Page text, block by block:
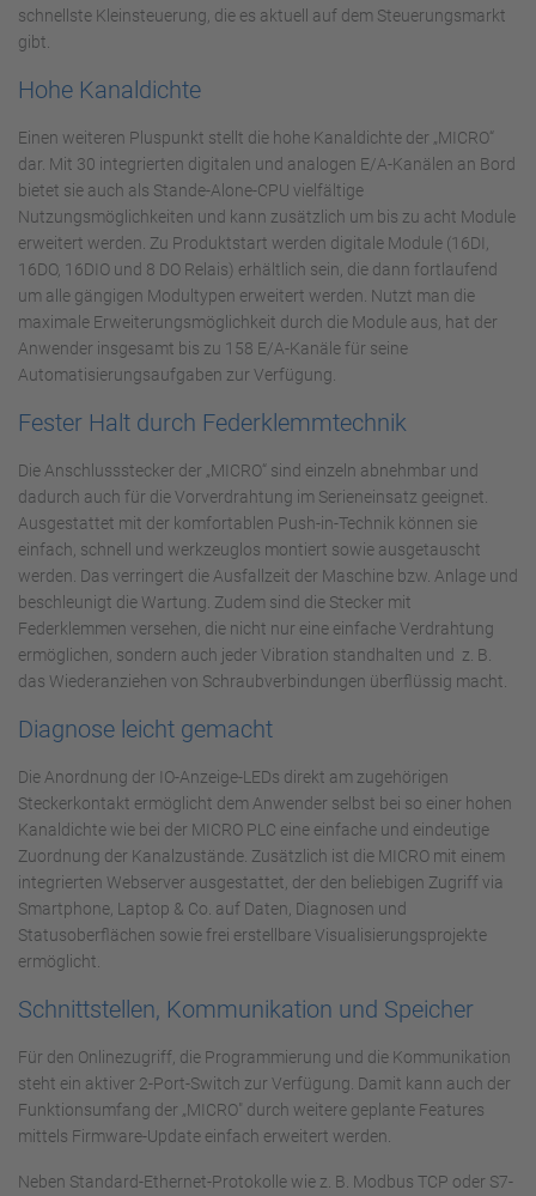
schnellste Kleinsteuerung, die es aktuell auf dem Steuerungsmarkt
gibt.
Hohe Kanaldichte
Einen weiteren Pluspunkt stellt die hohe Kanaldichte der „MICRO“
dar. Mit 30 integrierten digitalen und analogen E/A-Kanälen an Bord
bietet sie auch als Stande-Alone-CPU vielfältige
Nutzungsmöglichkeiten und kann zusätzlich um bis zu acht Module
erweitert werden. Zu Produktstart werden digitale Module (16DI,
16DO, 16DIO und 8 DO Relais) erhältlich sein, die dann fortlaufend
um alle gängigen Modultypen erweitert werden. Nutzt man die
maximale Erweiterungsmöglichkeit durch die Module aus, hat der
Anwender insgesamt bis zu 158 E/A-Kanäle für seine
Automatisierungsaufgaben zur Verfügung.
Fester Halt durch Federklemmtechnik
Die Anschlussstecker der „MICRO“ sind einzeln abnehmbar und
dadurch auch für die Vorverdrahtung im Serieneinsatz geeignet.
Ausgestattet mit der komfortablen Push-in-Technik können sie
einfach, schnell und werkzeuglos montiert sowie ausgetauscht
werden. Das verringert die Ausfallzeit der Maschine bzw. Anlage und
beschleunigt die Wartung. Zudem sind die Stecker mit
Federklemmen versehen, die nicht nur eine einfache Verdrahtung
ermöglichen, sondern auch jeder Vibration standhalten und z. B.
das Wiederanziehen von Schraubverbindungen überflüssig macht.
Diagnose leicht gemacht
Die Anordnung der IO-Anzeige-LEDs direkt am zugehörigen
Steckerkontakt ermöglicht dem Anwender selbst bei so einer hohen
Kanaldichte wie bei der MICRO PLC eine einfache und eindeutige
Zuordnung der Kanalzustände. Zusätzlich ist die MICRO mit einem
integrierten Webserver ausgestattet, der den beliebigen Zugriff via
Smartphone, Laptop & Co. auf Daten, Diagnosen und
Statusoberflächen sowie frei erstellbare Visualisierungsprojekte
ermöglicht.
Schnittstellen, Kommunikation und Speicher
Für den Onlinezugriff, die Programmierung und die Kommunikation
steht ein aktiver 2-Port-Switch zur Verfügung. Damit kann auch der
Funktionsumfang der „MICRO" durch weitere geplante Features
mittels Firmware-Update einfach erweitert werden.
Neben Standard-Ethernet-Protokolle wie z. B. Modbus TCP oder S7-